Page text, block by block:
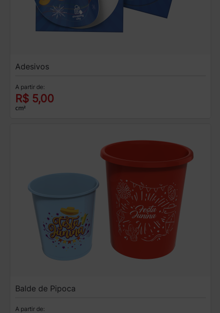
Adesivos
A partir de:
R$ 5,00
cm²
Balde de Pipoca
A partir de: